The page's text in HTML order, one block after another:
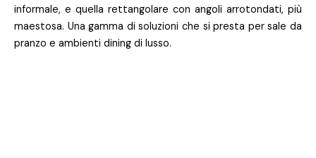
informale, e quella rettangolare con angoli arrotondati, più
maestosa. Una gamma di soluzioni che si presta per sale da
pranzo e ambienti dining di lusso.